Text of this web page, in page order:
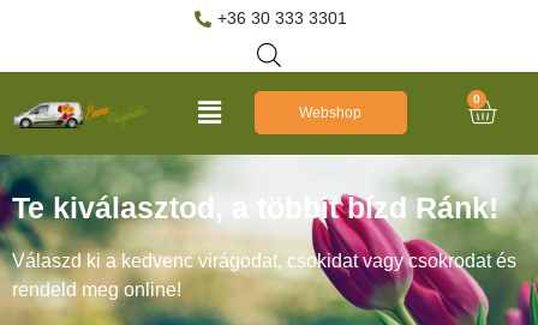
+36 30 333 3301
Webshop
0
Te kiválasztod, a többit bízd Ránk!
Válaszd ki a kedvenc virágodat, csokidat vagy csokrodat és
rendeld meg online!